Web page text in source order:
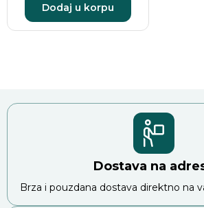
Dodaj u korpu
Dostava na
Brza i pouzdana dostava direktno na